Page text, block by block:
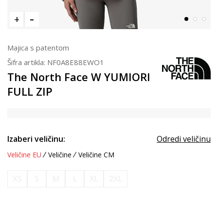
Majica s patentom
Šifra artikla: NF0A8E88EWO1
The North Face W YUMIORI
FULL ZIP
Izaberi veličinu: Odredi veličinu
Veličine EU Veličine Veličine CM